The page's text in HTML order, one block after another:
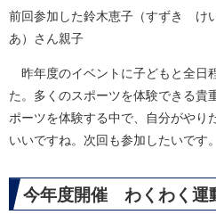
前回参加した鈴木恵子（すずき け
あ）さん親子
昨年度のイベントに子どもと全日
た。多くのスポーツを体験できる貴
ポーツを体験する中で、自分がやり
いいですね。次回も参加したいです。
今年度開催 わくわく運